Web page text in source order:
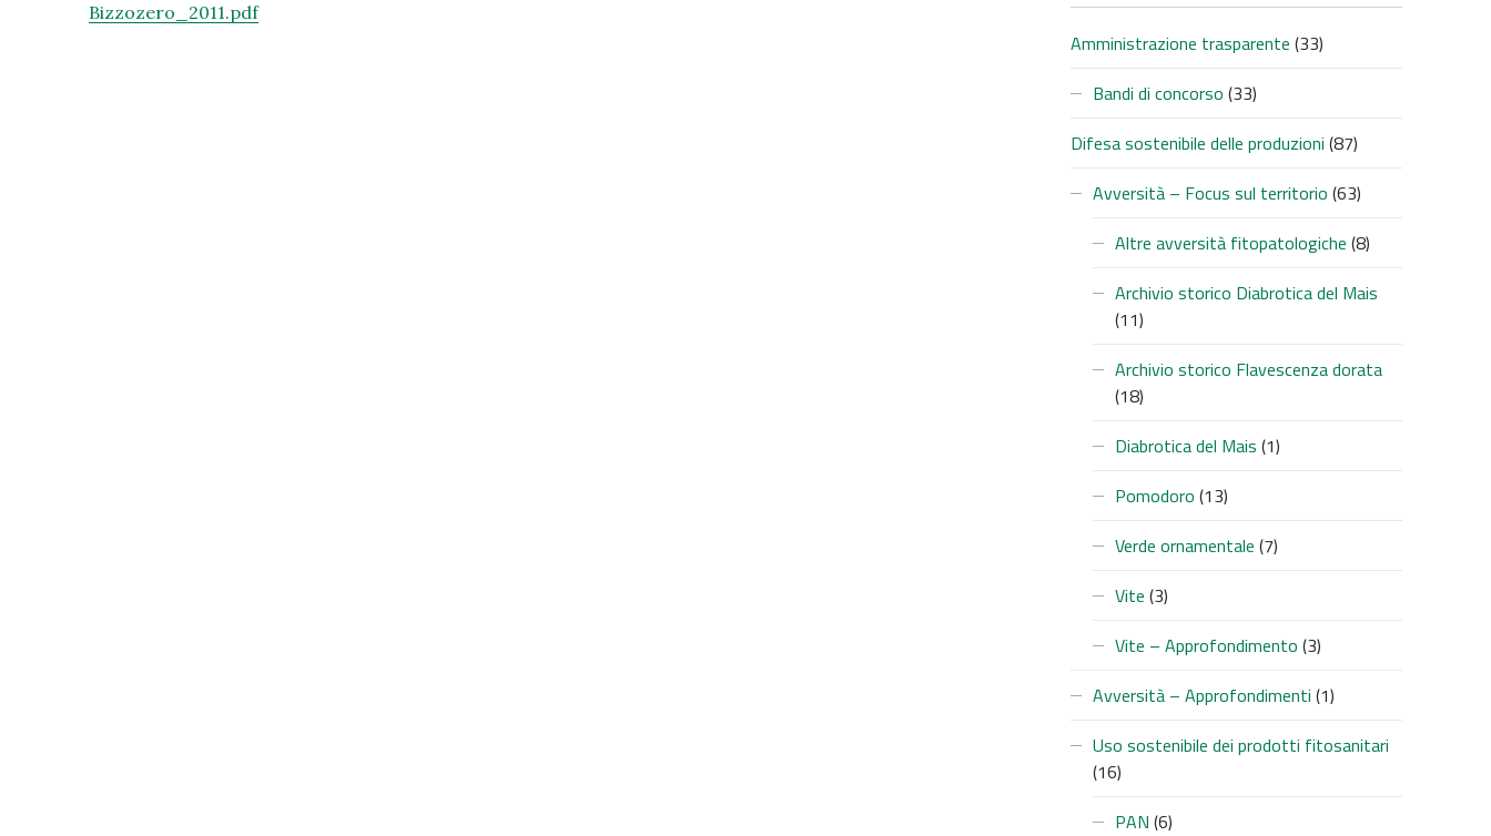
Bizzozero_2011.pdf
Amministrazione trasparente (33)
Bandi di concorso (33)
Difesa sostenibile delle produzioni (87)
Avversità – Focus sul territorio (63)
Altre avversità fitopatologiche (8)
Archivio storico Diabrotica del Mais
(11)
Archivio storico Flavescenza dorata
(18)
Diabrotica del Mais (1)
Pomodoro (13)
Verde ornamentale (7)
Vite (3)
Vite – Approfondimento (3)
Avversità – Approfondimenti (1)
Uso sostenibile dei prodotti fitosanitari
(16)
PAN (6)